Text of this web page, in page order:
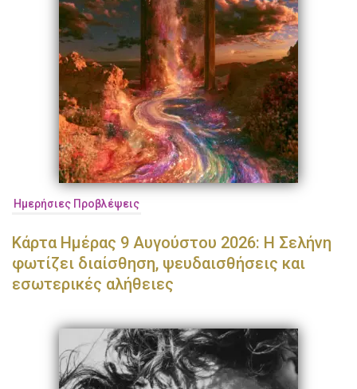
Ημερήσιες Προβλέψεις
Κάρτα Ημέρας 9 Αυγούστου 2026: Η Σελήνη
φωτίζει διαίσθηση, ψευδαισθήσεις και
εσωτερικές αλήθειες